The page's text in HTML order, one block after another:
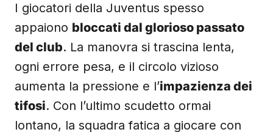
I giocatori della Juventus spesso
appaiono bloccati dal glorioso passato
del club. La manovra si trascina lenta,
ogni errore pesa, e il circolo vizioso
aumenta la pressione e l’impazienza dei
tifosi. Con l’ultimo scudetto ormai
lontano, la squadra fatica a giocare con